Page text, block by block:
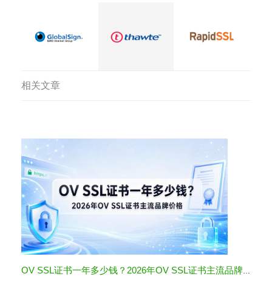
相关文章
OV SSL证书一年多少钱？2026年OV SSL证书主流品牌价格